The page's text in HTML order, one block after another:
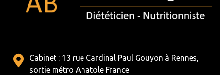
Cabinet : 13 rue Cardinal Paul Gouyon à Rennes,
sortie métro Anatole France